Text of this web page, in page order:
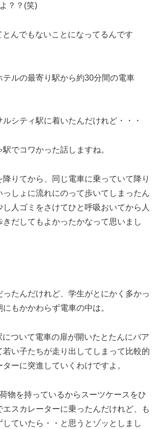
？？(笑)
んでもないことになってるんです
テルの最寄り駅から約30分間の電車
シティ駅に着いたんだけれど・・・
でコワかった話しますね。
りてから、同じ電車に乗っていて降り
っしょに流れにのって歩いてしまったん
人ゴミをさけてひと呼吸おいてから人
だしてもよかったかなって思いまし
たんだけれど、学生がとにかく多かっ
もかかわらず電車の中は。
について電車の扉が開いたとたんにバア
若い子たちが走り出してしまって比較的
ーに突進していくわけですよ。
物を持っているからスーツケースをひ
エスカレーターに乗ったんだけれど、も
していたら・・と思うとゾッとしまし